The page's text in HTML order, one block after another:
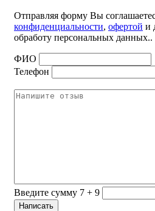
Отправляя форму Вы
конфиденциальности, офертой и
обработу персональных данных..
ФИО
Телефон
Введите сумму 7 + 9